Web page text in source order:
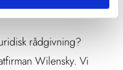
rådgivning?
Wilensky. Vi